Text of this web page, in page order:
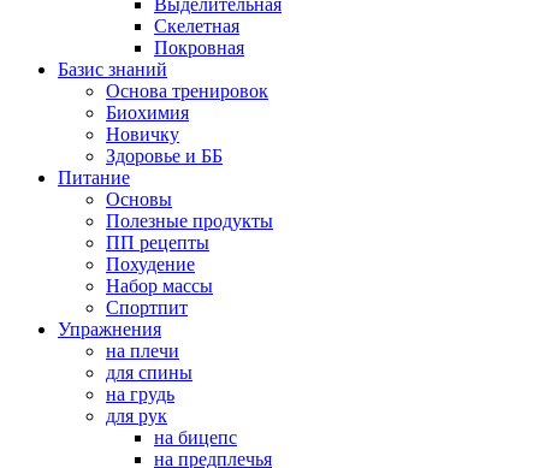
Выделительная
Скелетная
Покровная
Базис знаний
Основа тренировок
Биохимия
Новичку
Здоровье и ББ
Питание
Основы
Полезные продукты
ПП рецепты
Похудение
Набор массы
Спортпит
Упражнения
на плечи
для спины
на грудь
для рук
на бицепс
на предплечья